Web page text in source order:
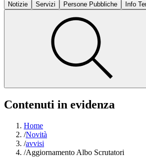
Notizie
Servizi Persone Pubbliche Info
Contenuti in evidenza
Home
/Novità
/avvisi
/Aggiornamento Albo Scrutatori